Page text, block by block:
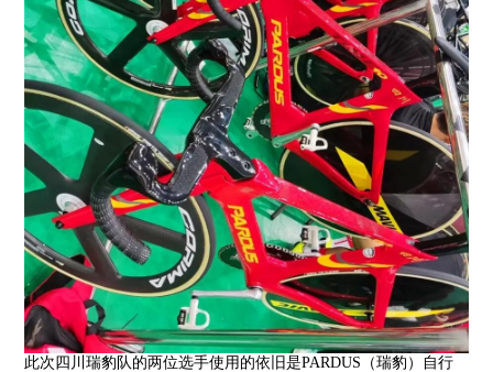
此次四川瑞豹队的两位选手使用的依旧是PARDUS（瑞豹）自行